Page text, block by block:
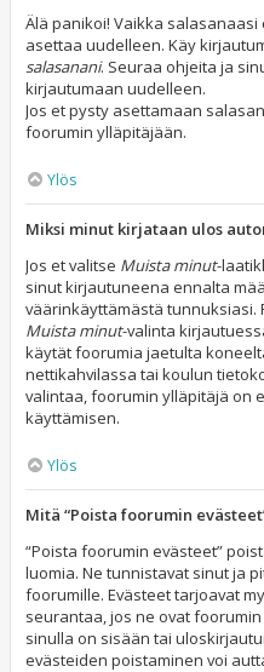
Älä panikoi! Vaikka
asettaa uudelleen. Käy
salasanani. Seuraa ohjeita ja
kirjautumaan uudelleen.
Jos et pysty asettamaan
foorumin ylläpitäjään.
Ylös
Miksi minut kirjataan ulos
Jos et valitse Muista minut-
sinut kirjautuneena ennalta
väärinkäyttämästä tunnuksiasi.
Muista minut-valinta
käytät foorumia jaetulta
nettikahvilassa tai koulun
valintaa, foorumin ylläpitäjä on
käyttämisen.
Ylös
Mitä “Poista foorumin
“Poista foorumin evästeet”
luomia. Ne tunnistavat sinut ja
foorumille. Evästeet tarjoavat
seurantaa, jos ne ovat
sinulla on sisään tai
evästeiden poistaminen voi